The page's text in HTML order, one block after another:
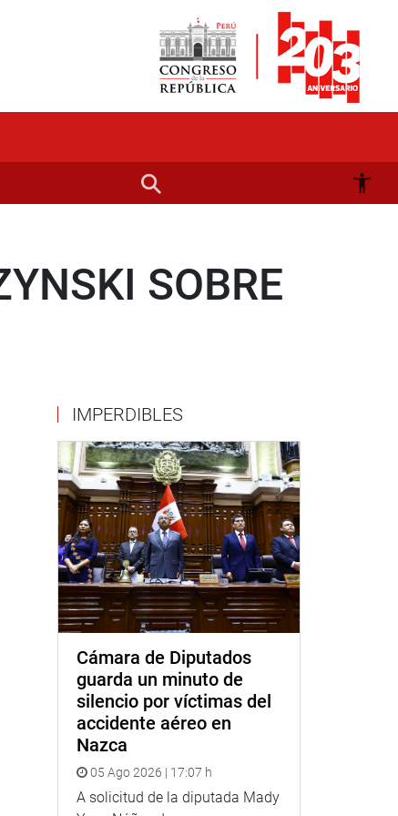
SOBRE
IMPERDIBLES
Cámara de Diputados
guarda un minuto de
silencio por víctimas del
accidente aéreo en
Nazca
05 Ago 2026 | 17:07 h
A solicitud de la diputada Mady